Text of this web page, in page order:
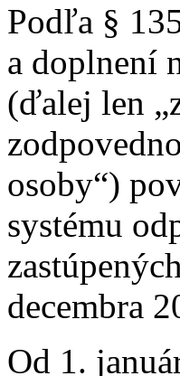
Podľa §
a doplnení
(ďalej len
osoby“)
systému
decembra
Od 1.